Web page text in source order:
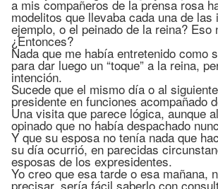
a mis compañeros de la prensa rosa
modelitos que llevaba cada una de las
ejemplo, o el peinado de la reina? Eso
¿Entonces?
Nada que me había entretenido como
para dar luego un “toque” a la reina,
intención.
Sucede que el mismo día o al
presidente en funciones acompañado
Una visita que parece lógica, aunque
opinado que no había despachado
Y que su esposa no tenía nada que
su día ocurrió, en parecidas
esposas de los expresidentes.
Yo creo que esa tarde o esa mañana,
precisar, sería fácil saberlo con